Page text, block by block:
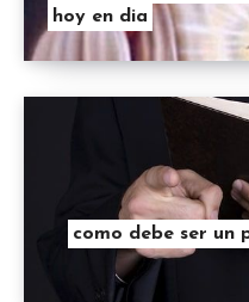
hoy en dia
como debe ser un